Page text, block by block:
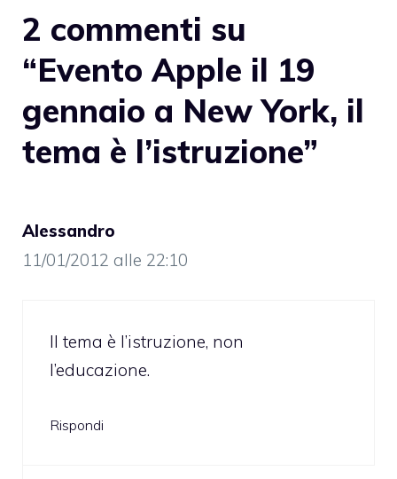
2 commenti su
“Evento Apple il 19
gennaio a New York, il
tema è l’istruzione”
Alessandro
11/01/2012 alle 22:10
Il tema è l’istruzione, non
l’educazione.
Rispondi